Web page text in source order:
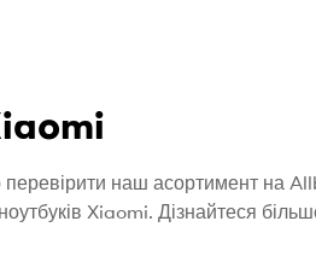
перевірити наш асортимент на
Xiaomi. Дізнайтеся